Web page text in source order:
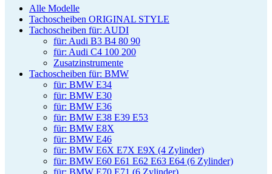
Alle Modelle
Tachoscheiben ORIGINAL STYLE
Tachoscheiben für: AUDI
für: Audi B3 B4 80 90
für: Audi C4 100 200
Zusatzinstrumente
Tachoscheiben für: BMW
für: BMW E34
für: BMW E30
für: BMW E36
für: BMW E38 E39 E53
für: BMW E8X
für: BMW E46
für: BMW E6X E7X E9X (4 Zylinder)
für: BMW E60 E61 E62 E63 E64 (6 Zylinder)
für: BMW E70 E71 (6 Zylinder)